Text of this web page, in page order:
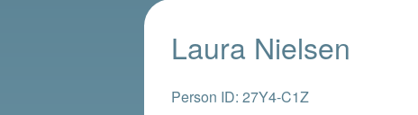
Laura Nielsen
Person ID: 27Y4-C1Z